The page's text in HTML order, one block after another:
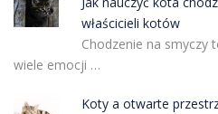
właścicieli kotów
Chodzenie na smyczy
wiele emocji …
Koty a otwarte